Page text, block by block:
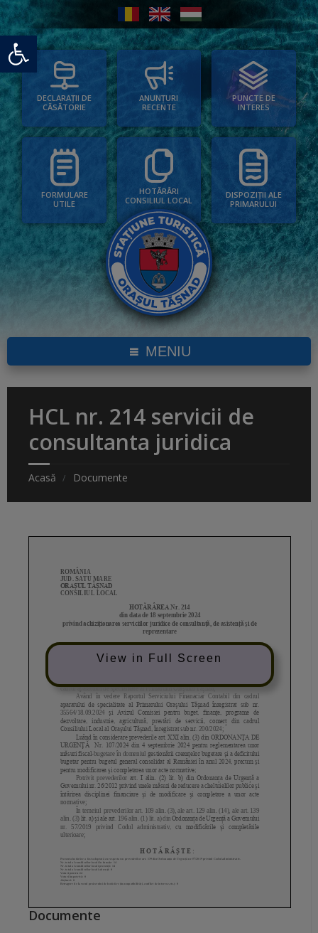
Deschide bara de unelte
DECLARAȚII DE
CĂSĂTORIE
ANUNȚURI
RECENTE
PUNCTE DE
INTERES
FORMULARE
UTILE
HOTĂRÂRI
CONSILIUL LOCAL
DISPOZIȚII ALE
PRIMARULUI
MENIU
HCL nr. 214 servicii de
consultanta juridica
Acasă Documente
View in Full Screen
Documente